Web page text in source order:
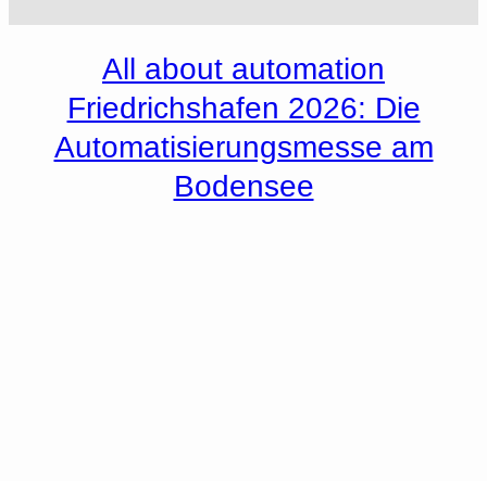
All about automation
Friedrichshafen 2026: Die
Automatisierungsmesse am
Bodensee